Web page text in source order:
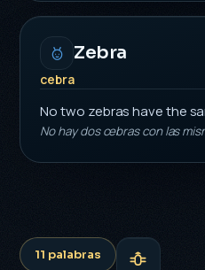
Zebra
cebra
No two zebras have the
No hay dos cebras con las
11 palabras